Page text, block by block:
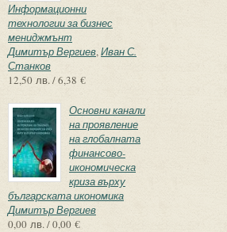
Информационни
технологии за бизнес
мениджмънт
Димитър Вергиев,Иван С.
Станков
12,50 лв. / 6,38 €
Основни канали
на проявление
на глобалната
финансово-
икономическа
криза върху
българската икономика
Димитър Вергиев
0,00 лв. / 0,00 €